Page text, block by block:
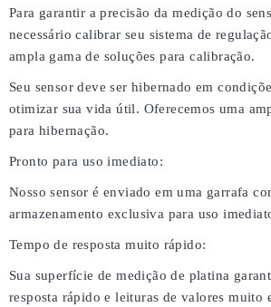
Para garantir a precisão da medição do
necessário calibrar seu sistema de
ampla gama de soluções para calibração.
Seu sensor deve ser hibernado em
otimizar sua vida útil. Oferecemos uma
para hibernação.
Pronto para uso imediato:
Nosso sensor é enviado em uma garrafa
armazenamento exclusiva para uso
Tempo de resposta muito rápido:
Sua superfície de medição de platina
resposta rápido e leituras de valores muito